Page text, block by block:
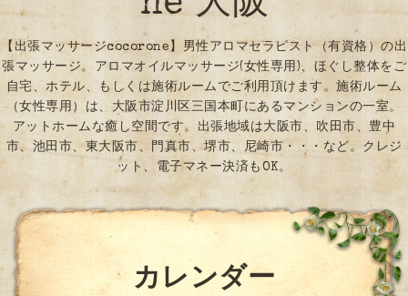
【出張マッサージcocorone】男性アロマセラピスト（有資格）の出
張マッサージ。アロマオイルマッサージ(女性専用)、ほぐし整体をご
自宅、ホテル、もしくは施術ルームでご利用頂けます。施術ルーム
（女性専用）は、大阪市淀川区三国本町にあるマンションの一室。
アットホームな癒し空間です。出張地域は大阪市、吹田市、豊中
市、池田市、東大阪市、門真市、堺市、尼崎市・・・など。クレジ
ット、電子マネー決済もOK。
カレンダー